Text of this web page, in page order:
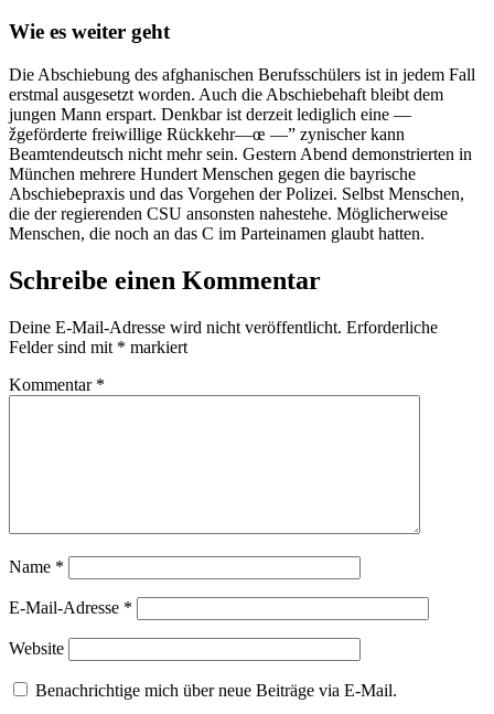
Wie es weiter geht
Die Abschiebung des afghanischen Berufsschülers ist in jedem Fall
erstmal ausgesetzt worden. Auch die Abschiebehaft bleibt dem
jungen Mann erspart. Denkbar ist derzeit lediglich eine —
žgeförderte freiwillige Rückkehr—œ —” zynischer kann
Beamtendeutsch nicht mehr sein. Gestern Abend demonstrierten in
München mehrere Hundert Menschen gegen die bayrische
Abschiebepraxis und das Vorgehen der Polizei. Selbst Menschen,
die der regierenden CSU ansonsten nahestehe. Möglicherweise
Menschen, die noch an das C im Parteinamen glaubt hatten.
Schreibe einen Kommentar
Deine E-Mail-Adresse wird nicht veröffentlicht. Erforderliche
Felder sind mit * markiert
Kommentar *
Name *
E-Mail-Adresse *
Website
Benachrichtige mich über neue Beiträge via E-Mail.